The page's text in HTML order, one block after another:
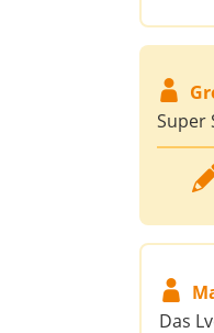
Super
Das